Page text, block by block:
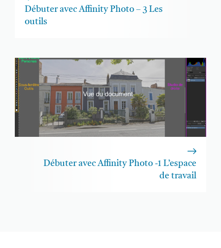
Débuter avec Affinity Photo – 3 Les
outils
Débuter avec Affinity Photo -1 L’espace
de travail